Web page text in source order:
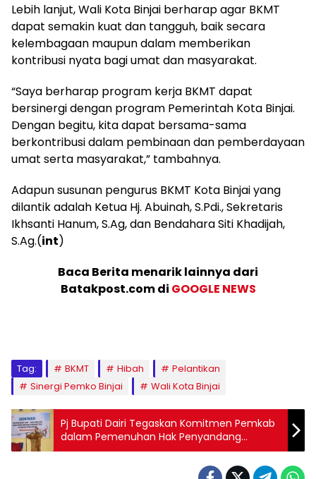
Lebih lanjut, Wali Kota Binjai berharap agar BKMT
dapat semakin kuat dan tangguh, baik secara
kelembagaan maupun dalam memberikan
kontribusi nyata bagi umat dan masyarakat.
“Saya berharap program kerja BKMT dapat
bersinergi dengan program Pemerintah Kota Binjai.
Dengan begitu, kita dapat bersama-sama
berkontribusi dalam pembinaan dan pemberdayaan
umat serta masyarakat,” tambahnya.
Adapun susunan pengurus BKMT Kota Binjai yang
dilantik adalah Ketua Hj. Abuinah, S.Pdi., Sekretaris
Ikhsanti Hanum, S.Ag, dan Bendahara Siti Khadijah,
S.Ag.(int)
Baca Berita menarik lainnya dari
Batakpost.com di GOOGLE NEWS
Tag: BKMT Hibah
Pelantikan
Sinergi Pemko Binjai
Wali Kota Binjai
Pj Bupati Dairi Tegaskan Komitmen Pemkab
dalam Pemenuhan Hak Penyandang
Disabilitas